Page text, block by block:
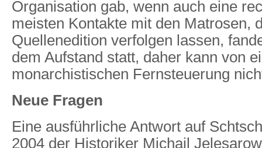
Organisation gab, wenn auch eine
meisten Kontakte mit den Matrosen,
Quellenedition verfolgen lassen,
dem Aufstand statt, daher kann von
monarchistischen Fernsteuerung
Neue Fragen
Eine ausführliche Antwort auf
2004 der Historiker Michail